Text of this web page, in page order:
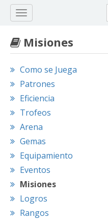
Misiones
Como se Juega
Patrones
Eficiencia
Trofeos
Arena
Gemas
Equipamiento
Eventos
Misiones
Logros
Rangos